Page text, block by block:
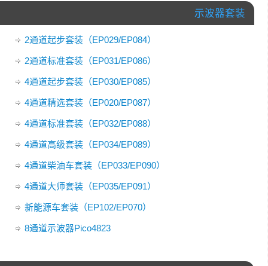
示波器套装
2通道起步套装（EP029/EP084）
2通道标准套装（EP031/EP086）
4通道起步套装（EP030/EP085）
4通道精选套装（EP020/EP087）
4通道标准套装（EP032/EP088）
4通道高级套装（EP034/EP089）
4通道柴油车套装（EP033/EP090）
4通道大师套装（EP035/EP091）
新能源车套装（EP102/EP070）
8通道示波器Pico4823